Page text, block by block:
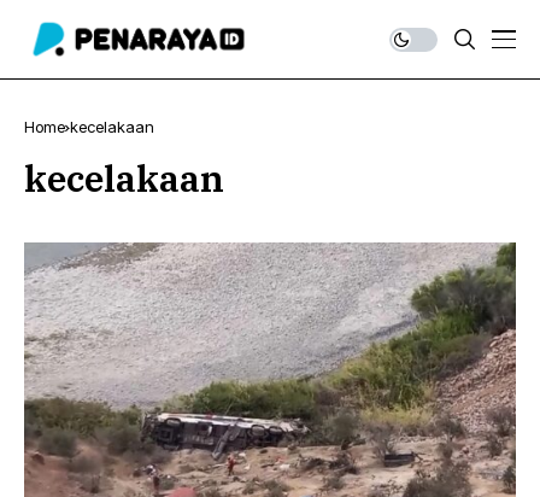
Home kecelakaan
kecelakaan